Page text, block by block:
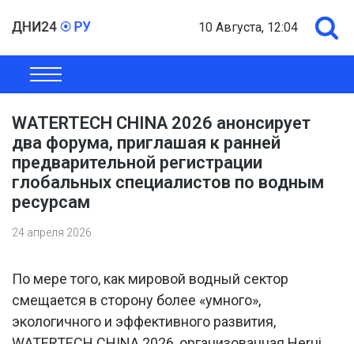
10 Августа, 12:04
ОБЩЕСТВО
WATERTECH CHINA 2026 анонсирует
два форума, приглашая к ранней
предварительной регистрации
глобальных специалистов по водным
ресурсам
24 апреля 2026
По мере того, как мировой водный сектор
смещается в сторону более «умного»,
экологичного и эффективного развития,